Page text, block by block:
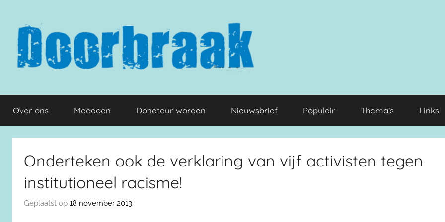
inhoud
springen
Doorbraak.eu
Over ons Meedoen Donateur worden Nieuwsbrief Populair Thema’s Links
Onderteken ook de verklaring van vijf activisten tegen
institutioneel racisme!
Geplaatst op 18 november 2013